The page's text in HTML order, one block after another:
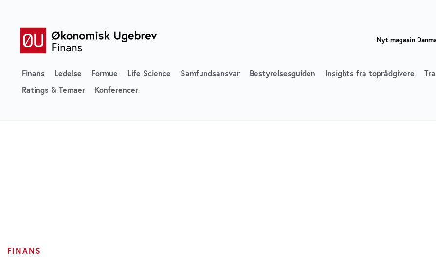
Nyt magasin
Finans Ledelse Formue Life Science Samfundsansvar Bestyrelsesguiden Insights fra toprådgivere
Ratings & Temaer
Konferencer
FINANS